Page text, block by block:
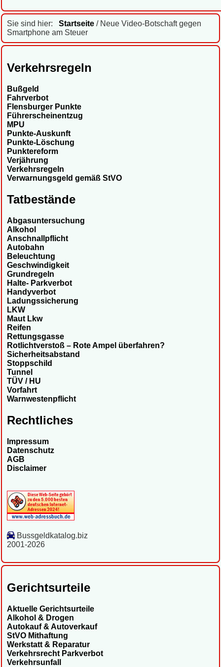
Sie sind hier: Startseite / Neue Video-Botschaft gegen
Smartphone am Steuer
Verkehrsregeln
Bußgeld
Fahrverbot
Flensburger Punkte
Führerscheinentzug
MPU
Punkte-Auskunft
Punkte-Löschung
Punktereform
Verjährung
Verkehrsregeln
Verwarnungsgeld gemäß StVO
Tatbestände
Abgasuntersuchung
Alkohol
Anschnallpflicht
Autobahn
Beleuchtung
Geschwindigkeit
Grundregeln
Halte- Parkverbot
Handyverbot
Ladungssicherung
LKW
Maut Lkw
Reifen
Rettungsgasse
Rotlichtverstoß – Rote Ampel überfahren?
Sicherheitsabstand
Stoppschild
Tunnel
TÜV / HU
Vorfahrt
Warnwestenpflicht
Rechtliches
Impressum
Datenschutz
AGB
Disclaimer
Bussgeldkatalog.biz
2001-2026
Gerichtsurteile
Aktuelle Gerichtsurteile
Alkohol & Drogen
Autokauf & Autoverkauf
StVO Mithaftung
Werkstatt & Reparatur
Verkehrsrecht Parkverbot
Verkehrsunfall